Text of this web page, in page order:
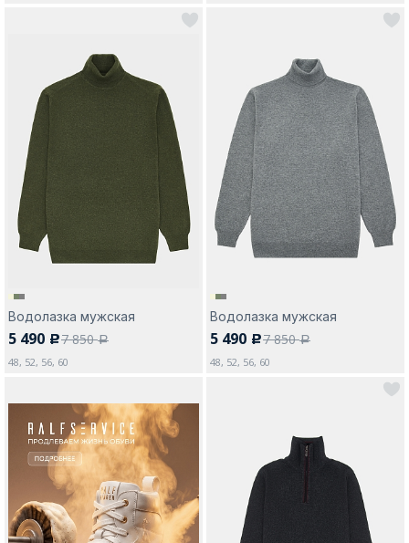
Водолазка мужская
5 490 c7 850a
48, 52, 56, 60
Водолазка мужская
5 490 c7 850a
48, 52, 56, 60